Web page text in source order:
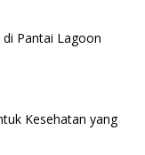
Pantai Lagoon
Kesehatan yang